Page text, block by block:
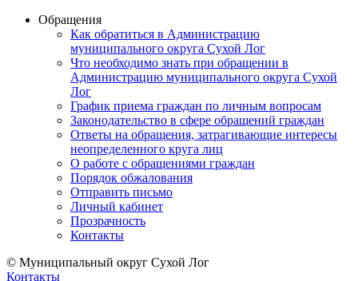
Обращения
Как обратиться в Администрацию
муниципального округа Сухой Лог
Что необходимо знать при обращении в
Администрацию муниципального округа Сухой
Лог
График приема граждан по личным вопросам
Законодательство в сфере обращений граждан
Ответы на обращения, затрагивающие интересы
неопределенного круга лиц
О работе с обращениями граждан
Порядок обжалования
Отправить письмо
Личный кабинет
Прозрачность
Контакты
© Муниципальный округ Сухой Лог
Контакты